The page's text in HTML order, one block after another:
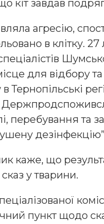
кіт завдав
агресію,
в клітку.
для відбору
в Тернопільські
перебування та
каже, що
у тварини.
пункт щодо